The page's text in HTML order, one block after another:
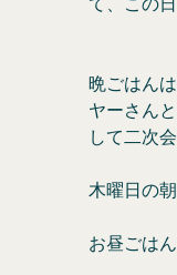
て、この
晩ごはん
ヤーさん
して二次
木曜日の
お昼ごは